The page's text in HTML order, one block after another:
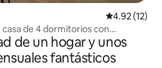
Calificación
4.92 (12)
casa de 4 dormitorios con
de un hogar y unos
fantásticos